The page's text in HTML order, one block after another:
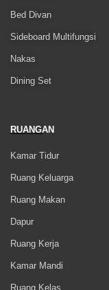
Bed Divan
Sideboard Multifungsi
Nakas
Dining Set
RUANGAN
Kamar Tidur
Ruang Keluarga
Ruang Makan
Dapur
Ruang Kerja
Kamar Mandi
Ruang Kelas